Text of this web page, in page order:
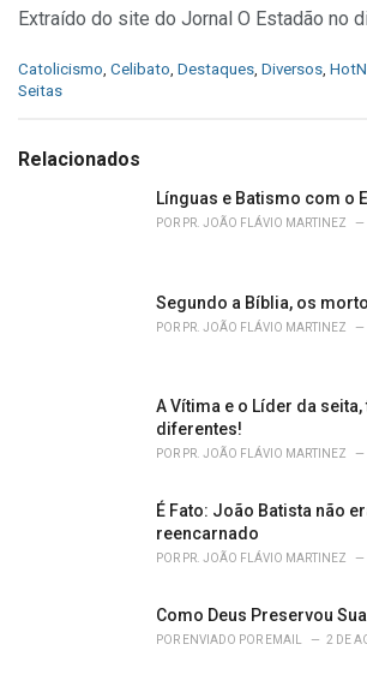
Extraído do site do Jornal O Estadão no
C
a
g
Catolicismo Celibato Destaques Diversos
Seitas
Relacionados
Línguas e Batismo com o
POR PR. JOÃO FLÁVIO MARTINEZ
Segundo a Bíblia, os
POR PR. JOÃO FLÁVIO MARTINEZ
A Vítima e o Líder da
diferentes!
POR PR. JOÃO FLÁVIO MARTINEZ
É Fato: João Batista não
reencarnado
POR PR. JOÃO FLÁVIO MARTINEZ
Como Deus Preservou
POR ENVIADO POR EMAIL 2 DE